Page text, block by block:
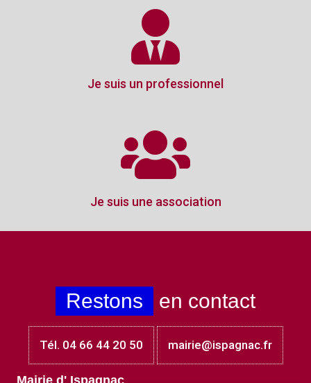
Je suis un professionnel
Je suis une association
Restons en contact
Tél. 04 66 44 20 50 mairie@ispagnac.fr
Mairie d' Ispagnac